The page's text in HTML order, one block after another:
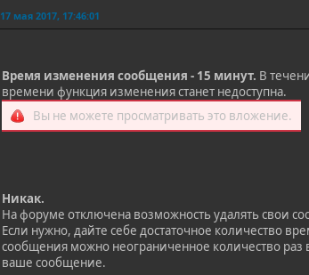
17 мая 2017, 17:46:01
Время изменения сообщения - 15 минут. В
времени функция изменения станет недоступна.
Вы не можете просматривать это вложение.
Никак.
На форуме отключена возможность удалять свои
Если нужно, дайте себе достаточное количество
сообщения можно неограниченное количество раз
ваше сообщение.